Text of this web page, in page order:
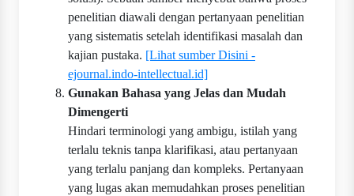
penelitian diawali dengan pertanyaan penelitian
yang sistematis setelah identifikasi masalah dan
kajian pustaka. [Lihat sumber Disini -
ejournal.indo-intellectual.id]
Gunakan Bahasa yang Jelas dan Mudah
Dimengerti
Hindari terminologi yang ambigu, istilah yang
terlalu teknis tanpa klarifikasi, atau pertanyaan
yang terlalu panjang dan kompleks. Pertanyaan
yang lugas akan memudahkan proses penelitian